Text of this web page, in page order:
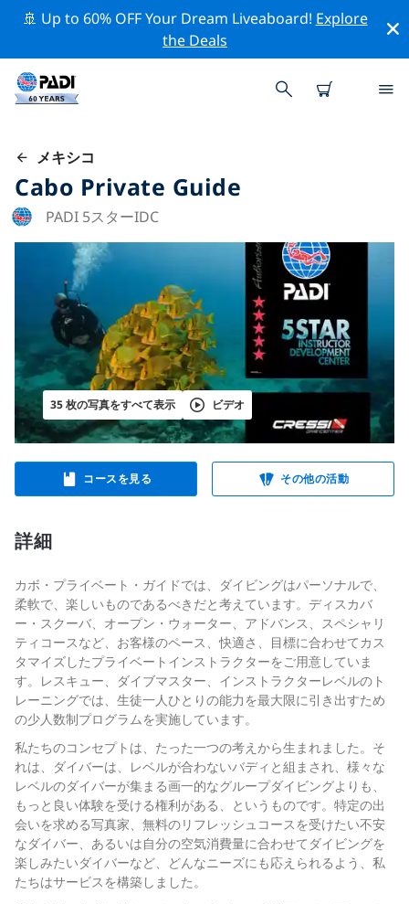
🚢 Up to 60% OFF Your Dream Liveaboard! Explore
the Deals
メキシコ
Cabo Private Guide
PADI 5スターIDC
35 枚の写真をすべて表示 ビデオ
コースを見る その他の活動
詳細
カボ・プライベート・ガイドでは、ダイビングはパーソナルで、
柔軟で、楽しいものであるべきだと考えています。ディスカバ
ー・スクーバ、オープン・ウォーター、アドバンス、スペシャリ
ティコースなど、お客様のペース、快適さ、目標に合わせてカス
タマイズしたプライベートインストラクターをご用意していま
す。レスキュー、ダイブマスター、インストラクターレベルのト
レーニングでは、生徒一人ひとりの能力を最大限に引き出すため
の少人数制プログラムを実施しています。
私たちのコンセプトは、たった一つの考えから生まれました。そ
れは、ダイバーは、レベルが合わないバディと組まされ、様々な
レベルのダイバーが集まる画一的なグループダイビングよりも、
もっと良い体験を受ける権利がある、というものです。特定の出
会いを求める写真家、無料のリフレッシュコースを受けたい不安
なダイバー、あるいは自分の空気消費量に合わせてダイビングを
楽しみたいダイバーなど、どんなニーズにも応えられるよう、私
たちはサービスを構築しました。